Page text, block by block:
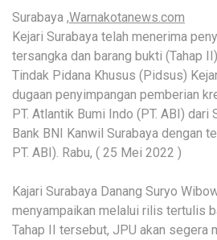
Surabaya ,Warnakotanews.com
Kejari Surabaya telah menerima
tersangka dan barang bukti (Tahap
Tindak Pidana Khusus (Pidsus)
dugaan penyimpangan pemberian
PT. Atlantik Bumi Indo (PT. ABI) dari
Bank BNI Kanwil Surabaya dengan
PT. ABI). Rabu, ( 25 Mei 2022 )
Kajari Surabaya Danang Suryo
menyampaikan melalui rilis tertulis
Tahap II tersebut, JPU akan segera